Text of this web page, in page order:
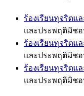
ร้องเรียนทุจริตแ
และประพฤติมิชอ
ร้องเรียนทุจริตแ
และประพฤติมิชอ
ร้องเรียนทุจริตแ
และประพฤติมิชอ